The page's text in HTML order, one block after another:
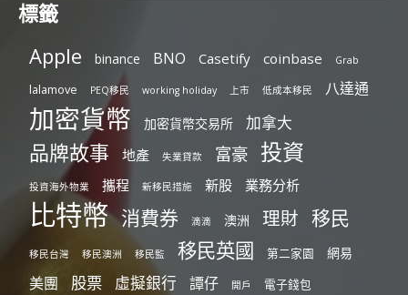
標籤
Apple binance BNO Casetify coinbase Grab
lalamove PEQ移民 working holiday 上市 低成本移民 八達通
加密貨幣 加密貨幣交易所 加拿大
品牌故事 地產 失業貸款 富豪 投資
投資海外物業 攜程 新移民措施 新股 業務分析
比特幣 消費券 滴滴 澳洲 理財 移民
移民台灣 移民澳洲 移民監 移民英國 第二家園 網易
美團 股票 虛擬銀行 譚仔 開戶 電子錢包